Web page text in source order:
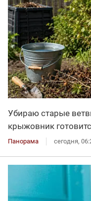
Убираю старые
крыжовник
Панорама сегодня,